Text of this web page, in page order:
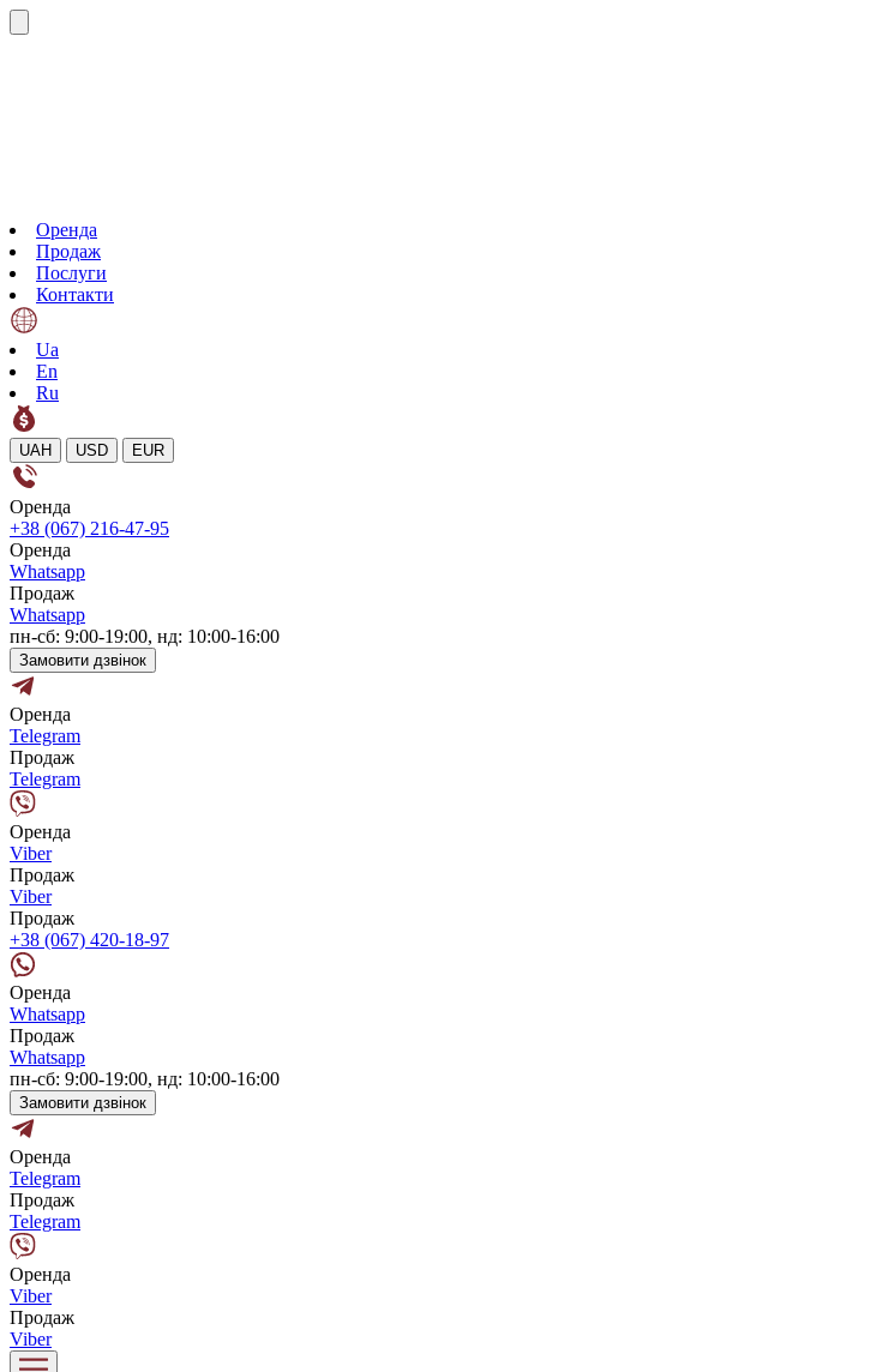
Оренда
Продаж
Послуги
Контакти
Ua
En
Ru
UAH USD EUR
Оренда
+38 (067) 216-47-95
Оренда
Whatsapp
Продаж
Whatsapp
пн-сб: 9:00-19:00, нд: 10:00-16:00
Замовити дзвінок
Оренда
Telegram
Продаж
Telegram
Оренда
Viber
Продаж
Viber
Продаж
+38 (067) 420-18-97
Оренда
Whatsapp
Продаж
Whatsapp
пн-сб: 9:00-19:00, нд: 10:00-16:00
Замовити дзвінок
Оренда
Telegram
Продаж
Telegram
Оренда
Viber
Продаж
Viber